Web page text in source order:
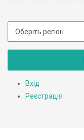
Вхід
Реєстрація